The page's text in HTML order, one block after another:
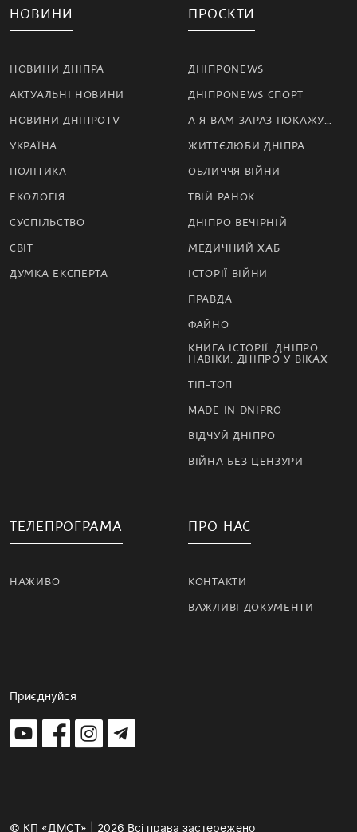
НОВИНИ
НОВИНИ ДНІПРА
АКТУАЛЬНІ НОВИНИ
НОВИНИ ДНІПРОTV
УКРАЇНА
ПОЛІТИКА
ЕКОЛОГІЯ
СУСПІЛЬСТВО
СВІТ
ДУМКА ЕКСПЕРТА
ПРОЄКТИ
ДНІПРОNEWS
ДНІПРОNEWS СПОРТ
А Я ВАМ ЗАРАЗ ПОКАЖУ…
ЖИТТЄЛЮБИ ДНІПРА
ОБЛИЧЧЯ ВІЙНИ
ТВІЙ РАНОК
ДНІПРО ВЕЧІРНІЙ
МЕДИЧНИЙ ХАБ
ІСТОРІЇ ВІЙНИ
ПРАВДА
ФАЙНО
КНИГА ІСТОРІЇ. ДНІПРО
НАВІКИ. ДНІПРО У ВІКАХ
ТІП-ТОП
MADE IN DNIPRO
ВІДЧУЙ ДНІПРО
ВІЙНА БЕЗ ЦЕНЗУРИ
ТЕЛЕПРОГРАМА
НАЖИВО
ПРО НАС
КОНТАКТИ
ВАЖЛИВІ ДОКУМЕНТИ
Приєднуйся
© КП «ДМСТ» | 2026 Всі права застережено